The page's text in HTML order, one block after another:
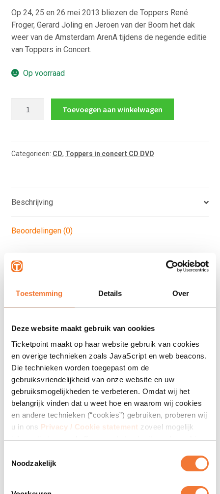
Toestemming Details Over
Deze website maakt gebruik van cookies
Ticketpoint maakt op haar website gebruik van cookies
en overige technieken zoals JavaScript en web beacons.
Die technieken worden toegepast om de
gebruiksvriendelijkheid van onze website en uw
gebruiksmogelijkheden te verbeteren. Omdat wij het
belangrijk vinden dat u weet hoe en waarom wij cookies
en andere technieken (“cookies”) gebruiken, proberen wij
u in ons Privacy / Cookie statement zoveel mogelijk
informatie te verschaffen over het gebruik en de werking
Ticketpoint niet garanderen dat onze website goed blijft
werken. Het kan zijn dat enkele functies van de website
verloren gaan of dat u de websites zelfs helemaal niet
Noodzakelijk
Op 24, 25 en 26 mei 2013 bliezen de Toppers René
Froger, Gerard Joling en Jeroen van der Boom het dak
weer van de Amsterdam ArenA tijdens de negende editie
van Toppers in Concert.
Op voorraad
2013
Toevoegen aan winkelwagen
Categorieën: CD, Toppers in concert CD DVD
Beschrijving
Beoordelingen (0)
Product Description
Ruim 200.000 bezoekers vierden een zinderend magisch
heerlijk nagenieten van deze spetterende editie? Bestel
dan nu de CD. Met de CD van Toppers in Concert 2013
kunt u het gehele jaar door meezingen en swingen met de
allergrootste nationale en internationale meezingers en
gastartiesten als deVengaboys, Jan...
Lees verder
Gerelateerde producten